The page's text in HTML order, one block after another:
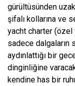
gürültüsünden
şifalı kollarına ve
yacht charter (özel
sadece dalgaların
aydınlattığı bir
dinginliğine
kendine has bir